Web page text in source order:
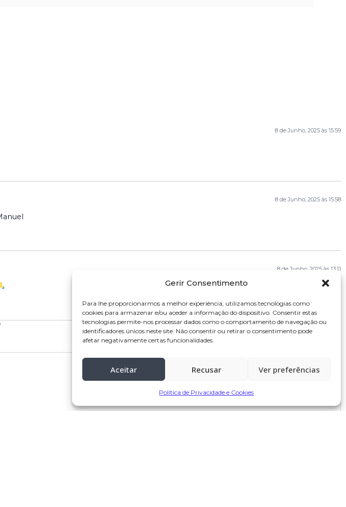
Gerir Consentimento
Para lhe proporcionarmos a melhor experiência, utilizamos tecnologias como
cookies para armazenar e/ou aceder a informação do dispositivo. Consentir estas
tecnologias permite-nos processar dados como o comportamento de navegação ou
identificadores únicos neste site. Não consentir ou retirar o consentimento pode
afetar negativamente certas funcionalidades.
Aceitar Recusar Ver preferências
Política de Privacidade e Cookies
8 de Junho, 2025 às 15:59
8 de Junho, 2025 às 15:58
8 de Junho, 2025 às 13:11